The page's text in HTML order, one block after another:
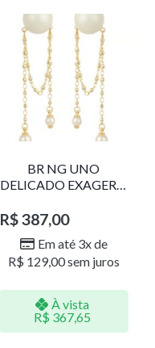
BR NG UNO
DELICADO EXAGERO
R$387,00
Em até 3x de
R$ 129,00sem juros
À vista
R$ 367,65